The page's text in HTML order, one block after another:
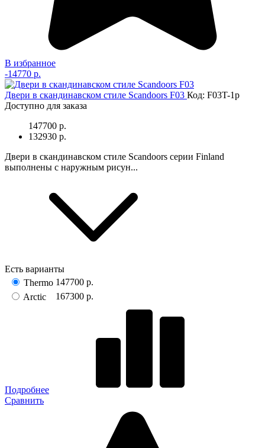
В избранное
-14770 р.
Двери в скандинавском стиле Scandoors F03 Код: F03T-1p
Доступно для заказа
147700 р.
132930 р.
Двери в скандинавском стиле Scandoors серии Finland
выполнены с наружным рисун...
Есть варианты
Thermo 147700 р.
Arctic
167300 р.
Подробнее
Сравнить